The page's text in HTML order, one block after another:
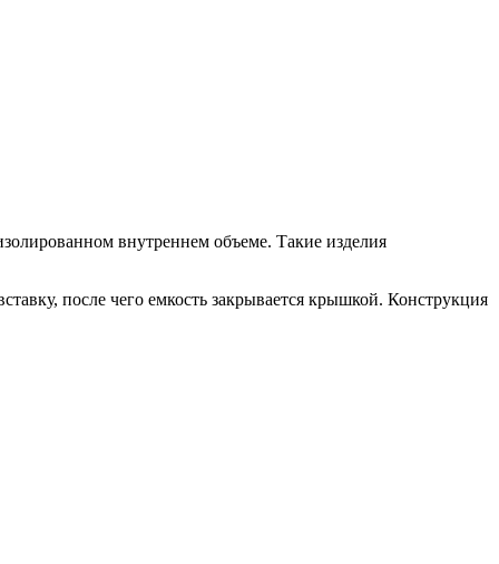
внутреннем объеме. Такие изделия
после чего емкость закрывается крышкой. Конструкция